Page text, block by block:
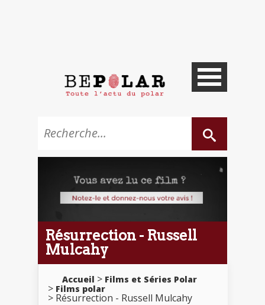
Résurrection - Russell
Mulcahy
Accueil
Films et Séries Polar
Films polar
Résurrection - Russell Mulcahy